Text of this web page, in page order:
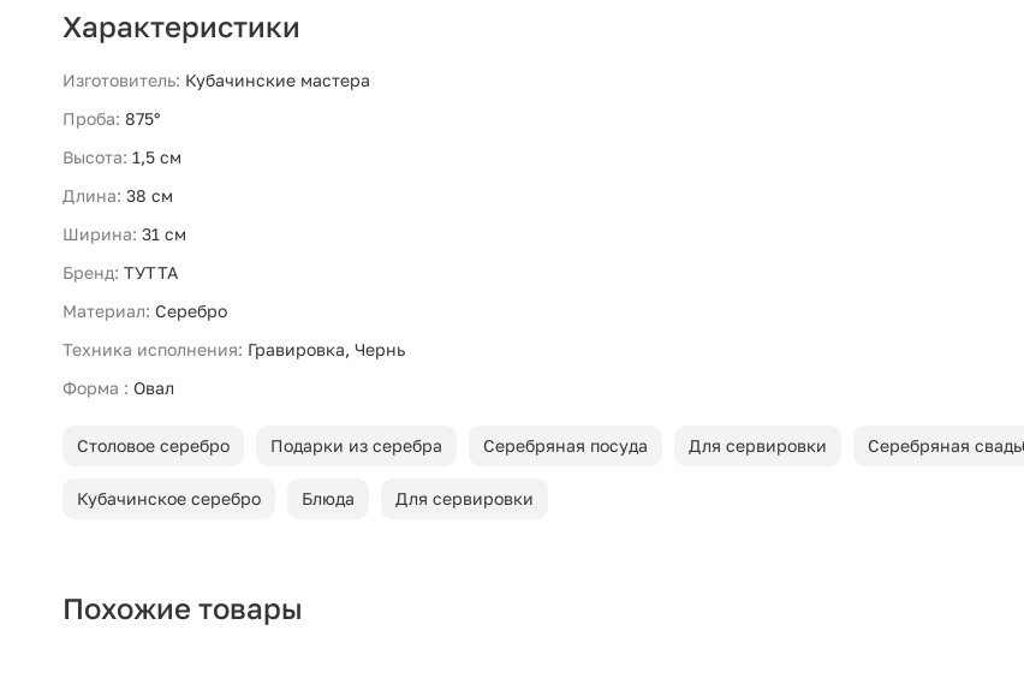
Характеристики
Изготовитель: Кубачинские мастера
Проба: 875°
Высота: 1,5 см
Длина: 38 см
Ширина: 31 см
Бренд: ТУТТА
Материал: Серебро
Техника исполнения: Гравировка, Чернь
Форма : Овал
Столовое серебро Подарки из серебра Серебряная посуда Для сервировки Серебряная
Кубачинское серебро Блюда Для сервировки
Похожие товары